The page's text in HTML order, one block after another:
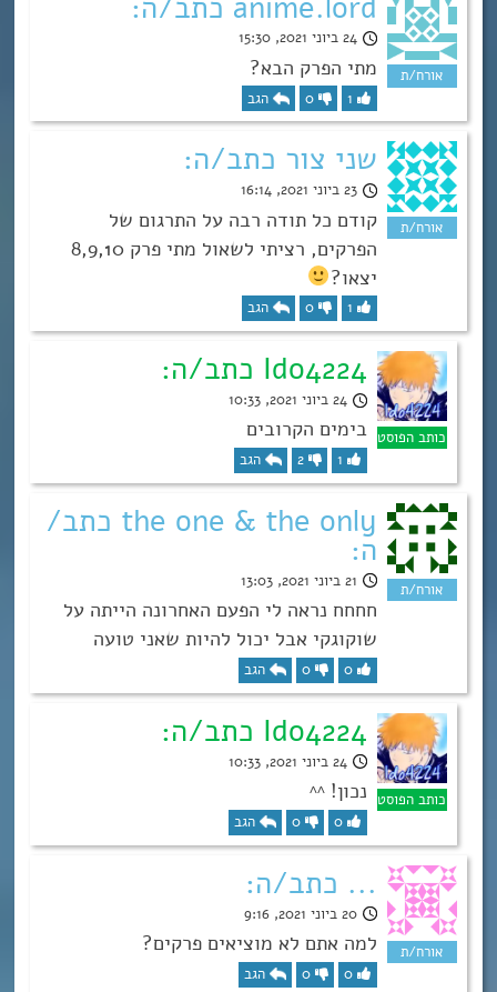
24 ביוני 2021, 15:30
מתי הפרק הבא?
1
0 הגב
שני צור כתב/ה:
23 ביוני 2021, 16:14
קודם כל תודה רבה על התרגום של
הפרקים, רציתי לשאול מתי פרק 8,9,10
יצאו?
1
0 הגב
Ido4224 כתב/ה:
24 ביוני 2021, 10:33
בימים הקרובים
1
2 הגב
the one & the only כתב/
ה:
21 ביוני 2021, 13:03
חחחח נראה לי הפעם האחרונה הייתה על
שוקוגקי אבל יכול להיות שאני טועה
0
0 הגב
Ido4224 כתב/ה:
24 ביוני 2021, 10:33
נכון! ^^
0
0 הגב
... כתב/ה:
20 ביוני 2021, 9:16
למה אתם לא מוציאים פרקים?
0
0 הגב